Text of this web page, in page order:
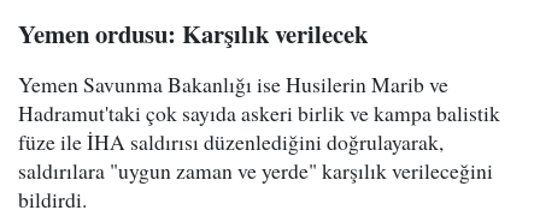
Yemen ordusu: Karşılık verilecek
Yemen Savunma Bakanlığı ise Husilerin Marib ve
Hadramut'taki çok sayıda askeri birlik ve kampa balistik
füze ile İHA saldırısı düzenlediğini doğrulayarak,
saldırılara "uygun zaman ve yerde" karşılık verileceğini
bildirdi.